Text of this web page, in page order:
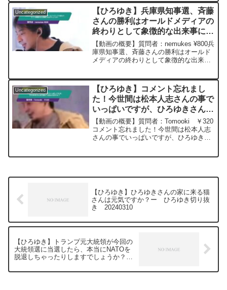
ついて、一問一答形式にしてみました。
過去にこ...
Uncategorized
【ひろゆき】兵庫県知事選、斉藤
さんの勝利はオールドメディアの
終わりとして象徴的な出来事にな
るでしょうか? ー ひろゆき切り
抜き 20241117
【動画の概要】質問者：nemukes ¥800兵
庫県知事選、斉藤さんの勝利はオールド
メディアの終わりとして象徴的な出来事
反面陰謀論が増えるのではないかとの懸
念もありま...
Uncategorized
【ひろゆき】コメント忘れまし
た！今世間は松本人志さんの事で
いっぱいですが、ひろゆきさんは
正直どう思われますか？ー ひろ
ゆき切り抜き 20240112
【動画の概要】質問者：Tomooki ￥320
コメント忘れました！今世間は松本人志
さんの事でいっぱいですが、ひろゆきさ
【ひろゆき】ひろゆきさんの家に来る猫
さんは元気ですか？ー ひろゆき切り抜
き 20240310
【ひろゆき】トランプ元大統領が今回の
大統領選に当選したら、本当にNATOを
脱退しちゃったりしますでしょうか？